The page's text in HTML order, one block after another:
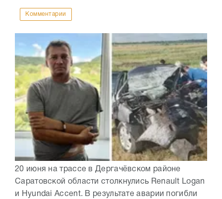
Комментарии
20 июня на трассе в Дергачёвском районе
Саратовской области столкнулись Renault Logan
и Hyundai Accent. В результате аварии погибли